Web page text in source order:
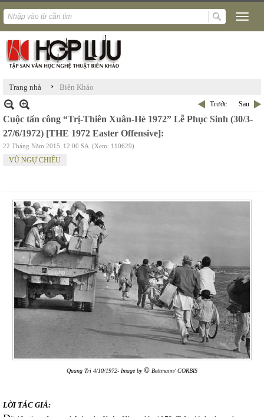
Trang nhà › Biên Khảo
Trước Sau
Cuộc tấn công “Trị-Thiên Xuân-Hè 1972” Lễ Phục Sinh (30/3-
27/6/1972) [THE 1972 Easter Offensive]:
22 Tháng Năm 2015 12:00 SA (Xem: 110629)
VŨ NGỰ CHIÊU
Quang Tri 4/10/1972- Image by© Bettmann/ CORBIS
LỜI TÁC GIẢ: